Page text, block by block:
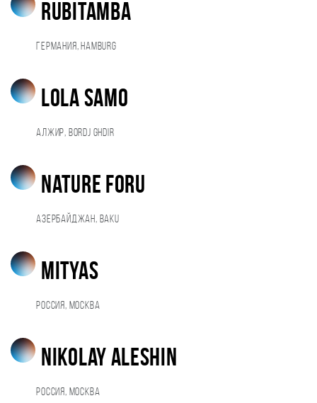
Rubitamba
Германия, Hamburg
Lola Samo
Алжир, Bordj Ghdir
nature foru
Азербайджан, Baku
MityaS
Россия, Москва
Nikolay Aleshin
Россия, Москва